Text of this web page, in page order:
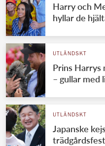
Harry och
hyllar de
UTLÄNDSKT
Prins Harrys
– gullar med
UTLÄNDSKT
Japanske